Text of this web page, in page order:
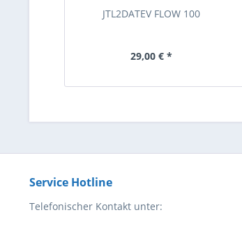
JTL2DATEV FLOW 100
29,00 € *
Service Hotline
Telefonischer Kontakt unter: